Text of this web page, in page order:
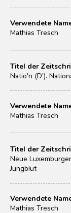
Verwendete
Mathias Tresch
Titel der
Natio'n (D').
Verwendete
Mathias Tresch
Titel der
Neue
Jungblut
Verwendete
Mathias Tresch